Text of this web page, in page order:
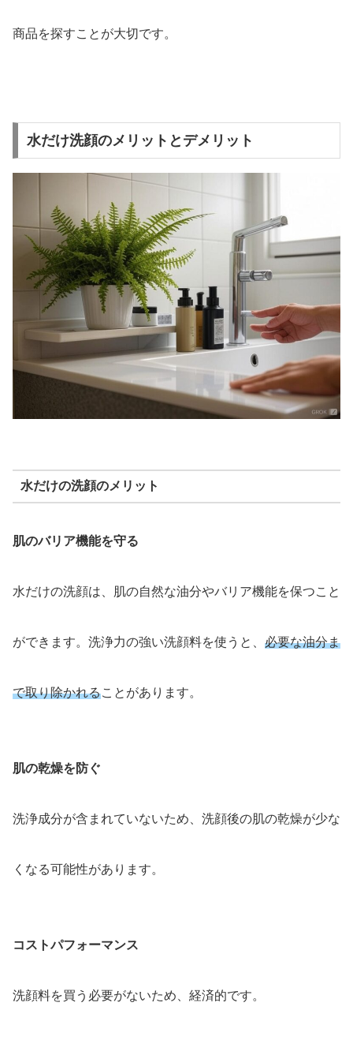
商品を探すことが大切です。
水だけ洗顔のメリットとデメリット
水だけの洗顔のメリット
肌のバリア機能を守る
水だけの洗顔は、肌の自然な油分やバリア機能を保つこと
ができます。洗浄力の強い洗顔料を使うと、 必要な油分ま
で取り除かれることがあります。
肌の乾燥を防ぐ
洗浄成分が含まれていないため、洗顔後の肌の乾燥が少な
くなる可能性があります。
コストパフォーマンス
洗顔料を買う必要がないため、経済的です。